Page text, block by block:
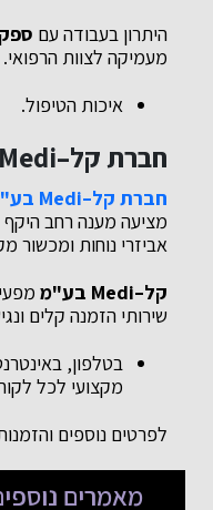
היתרון בעבודה עם
מעמיקה לצוות
איכות הטיפול.
חברת קל–Medi בע"מ: מובילה בתחום הציוד הרפואי
חברת קל–Medi
מציעה מענה רחב היקף
אביזרי נוחות ומכשור
קל–Medi בע"מ
שירותי הזמנה קלים
בטלפון,
מקצועי לכל
לפרטים נוספים
מאמרים